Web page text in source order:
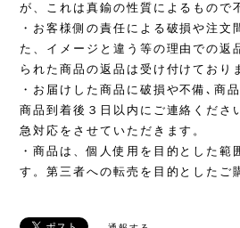
が、これは真鍮の性質によるもので
・お客様側の責任による破損や注文
た、イメージと違う等の理由での返
られた商品の返品は受け付けており
・お届けした商品に破損や不備､商
商品到着後３日以内にご連絡くださ
急対応をさせていただきます。
・商品は、個人使用を目的とした範
す。第三者への転売を目的としたご